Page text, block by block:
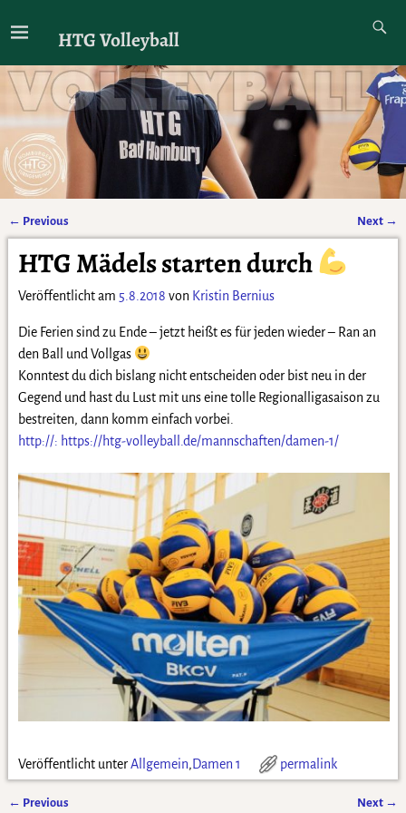
HTG Volleyball
Artikelnavigation
← Previous Next →
HTG Mädels starten durch
Veröffentlicht am 5.8.2018 von Kristin Bernius
Die Ferien sind zu Ende – jetzt heißt es für jeden wieder – Ran an
den Ball und Vollgas
Konntest du dich bislang nicht entscheiden oder bist neu in der
Gegend und hast du Lust mit uns eine tolle Regionalligasaison zu
bestreiten, dann komm einfach vorbei.
http://: https://htg-volleyball.de/mannschaften/damen-1/
Veröffentlicht unter Allgemein,Damen 1 permalink
← Previous Next →